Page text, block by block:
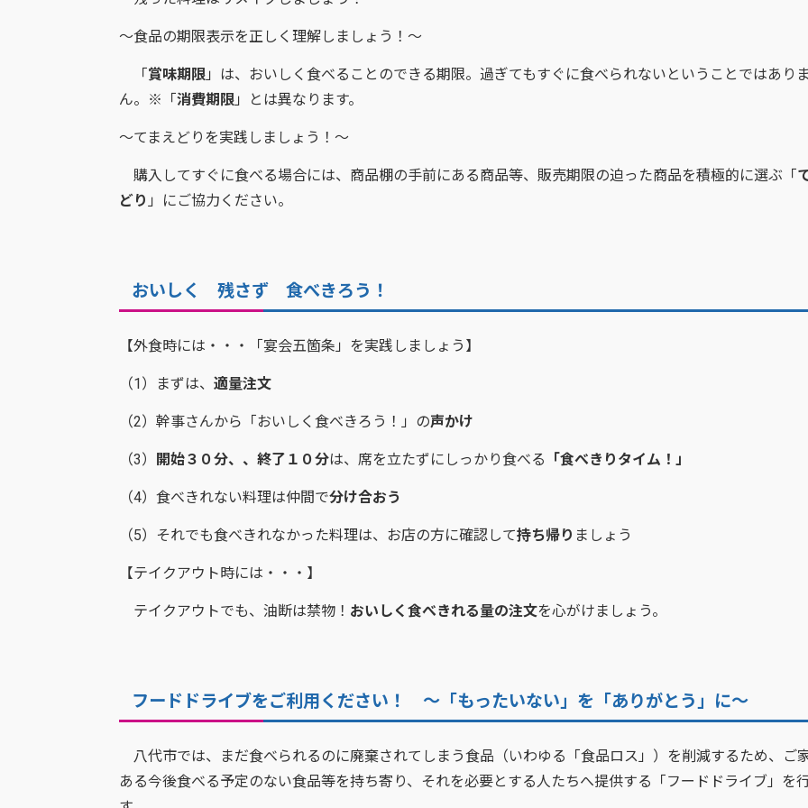
～食品の期限表示を正しく理解しましょう！～
「賞味期限 」は、おいしく食べることのできる期限。過ぎてもすぐに食べられないということではあり
ん。※「消費期限 」とは異なります。
～てまえどりを実践しましょう！～
購入してすぐに食べる場合には、商品棚の手前にある商品等、販売期限の迫った商品を積極的に選ぶ「
どり 」にご協力ください。
おいしく 残さず 食べきろう！
【外食時には・・・「宴会五箇条」を実践しましょう】
（1）まずは、 適量注文
（2）幹事さんから「おいしく食べきろう！」の声かけ
（3） 開始３０分、、終了１０分は、席を立たずにしっかり食べる 「食べきりタイム！」
（4）食べきれない料理は仲間で分け合おう
（5）それでも食べきれなかった料理は、お店の方に確認して持ち帰り ましょう
【テイクアウト時には・・・】
テイクアウトでも、油断は禁物！ おいしく食べきれる量の注文を心がけましょう。
フードドライブをご利用ください！ ～「もったいない」を「ありがとう」に～
八代市では、まだ食べられるのに廃棄されてしまう食品（いわゆる「食品ロス」）を削減するため、ご
ある今後食べる予定のない食品等を持ち寄り、それを必要とする人たちへ提供する「フードドライブ」を